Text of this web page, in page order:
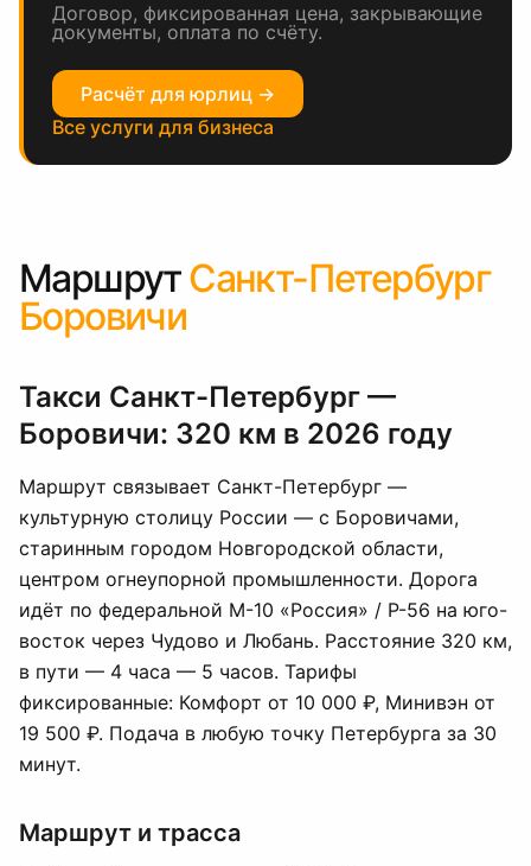
Договор, фиксированная цена, закрывающие
документы, оплата по счёту.
Расчёт для юрлиц →
Все услуги для бизнеса
МаршрутСанкт-Петербург
Боровичи
Такси Санкт-Петербург —
Боровичи: 320 км в 2026 году
Маршрут связывает Санкт-Петербург —
культурную столицу России — с Боровичами,
старинным городом Новгородской области,
центром огнеупорной промышленности. Дорога
идёт по федеральной М-10 «Россия» / Р-56 на юго-
восток через Чудово и Любань. Расстояние 320 км,
в пути — 4 часа — 5 часов. Тарифы
фиксированные: Комфорт от 10 000 ₽, Минивэн от
19 500 ₽. Подача в любую точку Петербурга за 30
минут.
Маршрут и трасса